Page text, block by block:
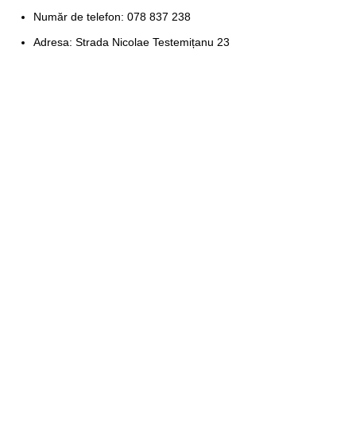
Număr de telefon: 078 837 238
Adresa: Strada Nicolae Testemițanu 23